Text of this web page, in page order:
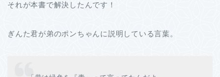
それが本書で解決したんです！
ぎんた君が弟のポンちゃんに説明している言葉。